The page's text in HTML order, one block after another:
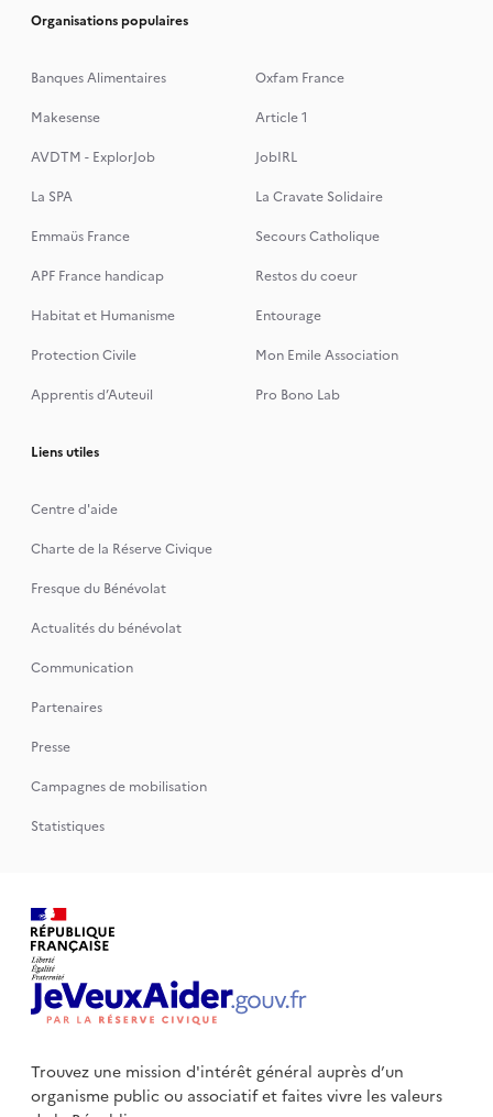
Organisations populaires
Banques Alimentaires
Oxfam France
Makesense
Article 1
AVDTM - ExplorJob
JobIRL
La SPA
La Cravate Solidaire
Emmaüs France
Secours Catholique
APF France handicap
Restos du coeur
Habitat et Humanisme
Entourage
Protection Civile
Mon Emile Association
Apprentis d’Auteuil
Pro Bono Lab
Liens utiles
Centre d'aide
Charte de la Réserve Civique
Fresque du Bénévolat
Actualités du bénévolat
Communication
Partenaires
Presse
Campagnes de mobilisation
Statistiques
Trouvez une mission d'intérêt général auprès d’un
organisme publicou associatif et faites vivre les valeurs